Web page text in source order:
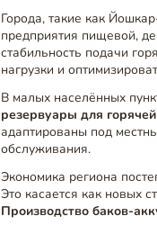
Города, такие как
предприятия пищевой,
стабильность подачи
нагрузки и
В малых населённых
резервуары для
адаптированы под
обслуживания.
Экономика региона
Это касается как новых
Производство баков-